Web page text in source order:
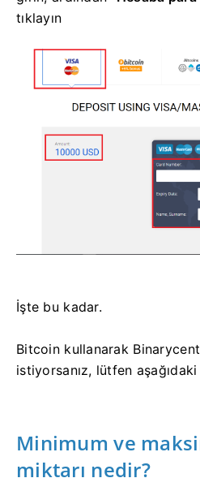
tıklayın
İşte bu kadar.
Bitcoin kullanarak
istiyorsanız, lütfen
Minimum ve
miktarı nedir?